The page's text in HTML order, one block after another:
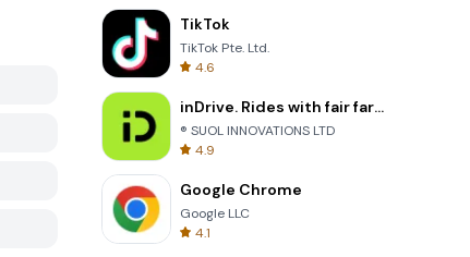
TikTok
TikTok Pte. Ltd.
4.6
inDrive. Rides with fair fares
® SUOL INNOVATIONS LTD
4.9
Google Chrome
Google LLC
4.1